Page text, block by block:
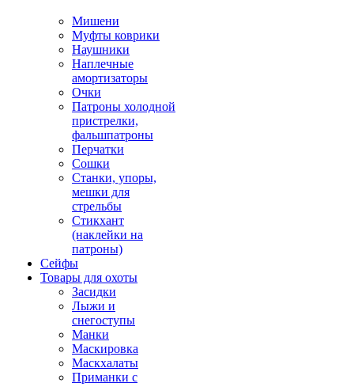
Мишени
Муфты коврики
Наушники
Наплечные
амортизаторы
Очки
Патроны холодной
пристрелки,
фальшпатроны
Перчатки
Сошки
Станки, упоры,
мешки для
стрельбы
Стикхант
(наклейки на
патроны)
Сейфы
Товары для охоты
Засидки
Лыжи и
снегоступы
Манки
Маскировка
Маскхалаты
Приманки с